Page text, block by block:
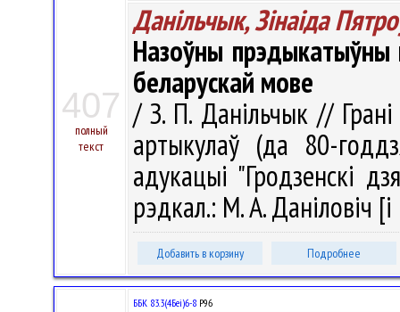
407
полный
текст
Данільчык, Зінаіда
Назоўны прэдыкатыўны
беларускай мове
/ З. П. Данільчык //
артыкулаў (да 80-
адукацыі "Гродзенскі
рэдкал.: М. А. Даніловіч
Добавить в корзину Подробнее
ББК 83.3(4Беі)6-8 Р96